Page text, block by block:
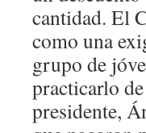
cantidad. El
como una
grupo de
practicarlo
presidente,